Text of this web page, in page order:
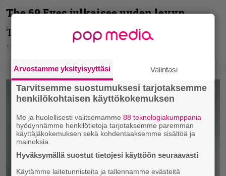
The 69 Eyes julkaisee uuden levyn
Tuoretta rieskaa pukkaa.
11.02.2023
Arvostamme yksityisyyttäsi Valintasi
Tarvitsemme suostumuksesi tarjotaksemme
henkilökohtaisen käyttökokemuksen
Me ja huolellisesti valitsemamme88 teknologiakumppania
hyödynnämme henkilötietoja tarjotaksemme paremman
käyttäjäkokemuksen sekä kohdentaaksemme sisältöä ja
mainoksia.
Hyväksymällä suostut tietojesi käyttöön seuraavasti
Käytämme laitetunnisteita ja tallennamme evästeitä